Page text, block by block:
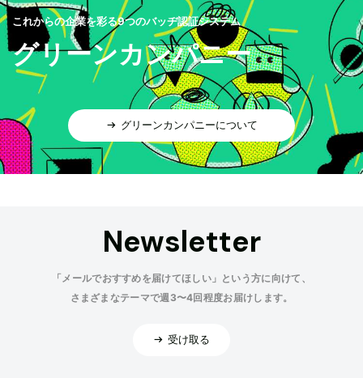
これからの企業を彩る9つのバッヂ認証システム
グリーンカンパニー
グリーンカンパニーについて
Newsletter
「メールでおすすめを届けてほしい」という方に向けて、
さまざまなテーマで週3〜4回程度お届けします。
受け取る